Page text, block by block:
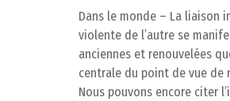
Dans le monde – La liaison
violente de l’autre se
anciennes et renouvelées
centrale du point de vue de
Nous pouvons encore citer